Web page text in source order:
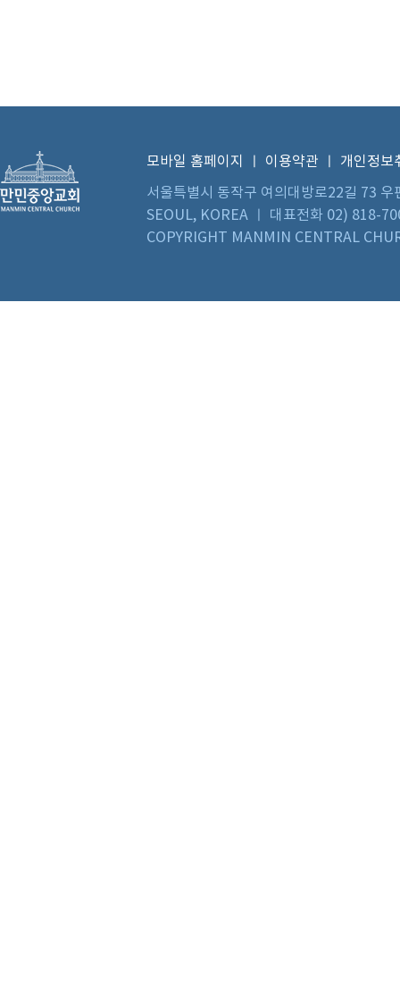
모바일 홈페이지 이용약관
개인정보
서울특별시 동작구 여의대방로22길 73
SEOUL, KOREA ㅣ 대표전화 02) 818-
COPYRIGHT MANMIN CENTRAL